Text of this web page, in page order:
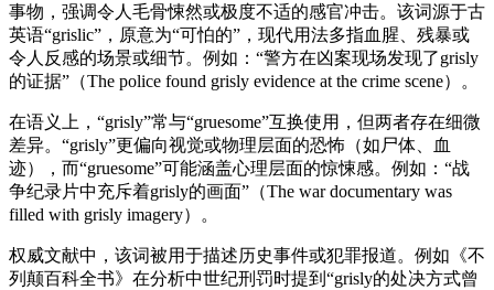
事物，强调令人毛骨悚然或极度不适的感官冲击。该词源于古
英语“grislic”，原意为“可怕的”，现代用法多指血腥、残暴或
令人反感的场景或细节。例如：“警方在凶案现场发现了grisly
的证据”（The police found grisly evidence at the crime scene）。
在语义上，“grisly”常与“gruesome”互换使用，但两者存在细微
差异。“grisly”更偏向视觉或物理层面的恐怖（如尸体、血
迹），而“gruesome”可能涵盖心理层面的惊悚感。例如：“战
争纪录片中充斥着grisly的画面”（The war documentary was
filled with grisly imagery）。
权威文献中，该词被用于描述历史事件或犯罪报道。例如《不
列颠百科全书》在分析中世纪刑罚时提到“grisly的处决方式曾